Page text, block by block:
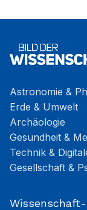
Astronomie &
Erde & Umwelt
Archäologie
Gesundheit &
Technik &
Gesellschaft &